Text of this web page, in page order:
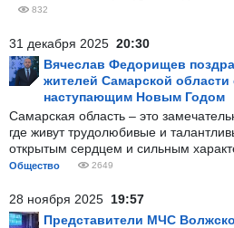
832
31 декабря 2025 20:30
Вячеслав Федорищев
жителей Самарской области
наступающим Новым Годом
Самарская область – это
где живут трудолюбивые и
открытым сердцем и сильным
Общество 2649
28 ноября 2025 19:57
Представители МЧС